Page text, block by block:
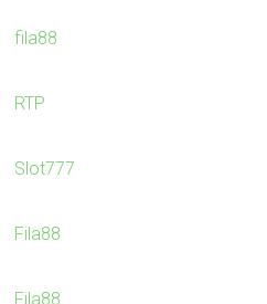
fila88
RTP
Slot777
Fila88
Fila88